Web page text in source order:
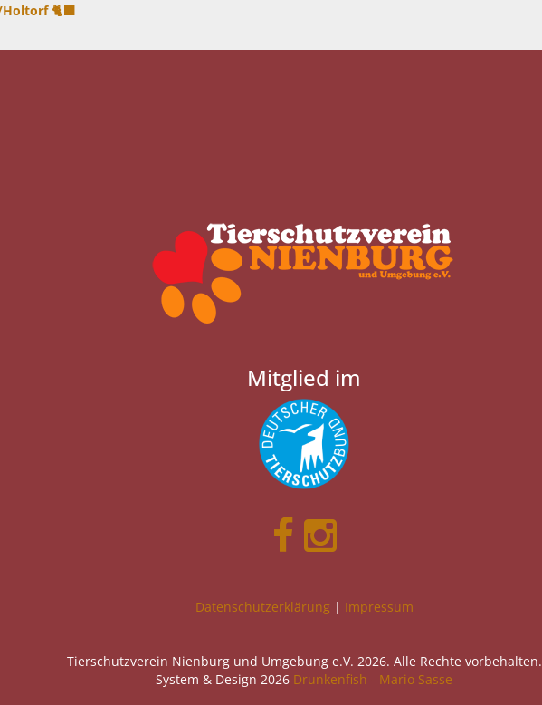
🐈‍⬛
Mitglied im
Datenschutzerklärung | Impressum
Tierschutzverein Nienburg und Umgebung e.V. 2026. Alle Rechte vorbehalten.
System & Design 2026 Drunkenfish - Mario Sasse